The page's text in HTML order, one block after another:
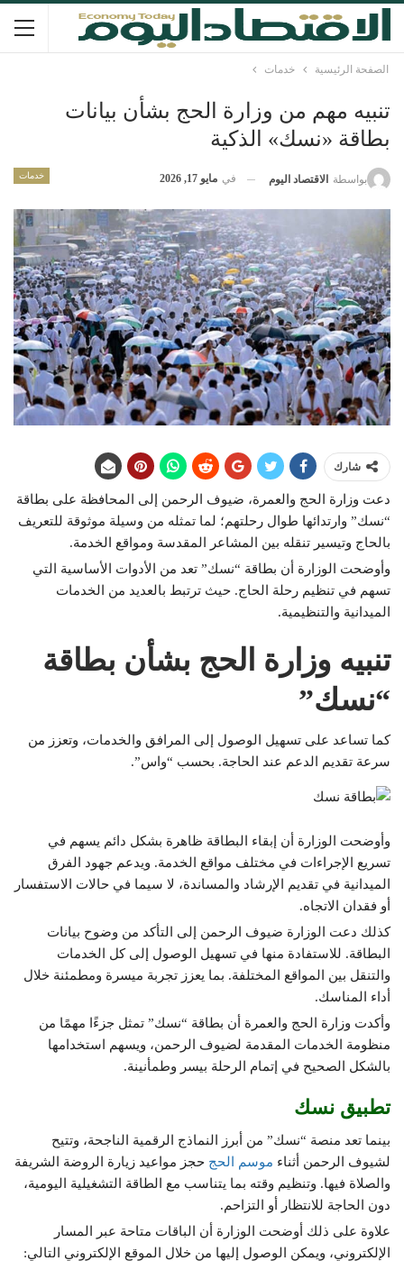
الصفحة الرئيسية خدمات
تنبيه مهم من وزارة الحج بشأن بيانات
بطاقة «نسك» الذكية
خدمات بواسطة الاقتصاد اليوم في مايو 17, 2026
شارك
دعت وزارة الحج والعمرة، ضيوف الرحمن إلى المحافظة على بطاقة
“نسك” وارتدائها طوال رحلتهم؛ لما تمثله من وسيلة موثوقة للتعريف
بالحاج وتيسير تنقله بين المشاعر المقدسة ومواقع الخدمة.
وأوضحت الوزارة أن بطاقة “نسك” تعد من الأدوات الأساسية التي
تسهم في تنظيم رحلة الحاج. حيث ترتبط بالعديد من الخدمات
الميدانية والتنظيمية.
تنبيه وزارة الحج بشأن بطاقة
“نسك”
كما تساعد على تسهيل الوصول إلى المرافق والخدمات، وتعزز من
سرعة تقديم الدعم عند الحاجة. بحسب “واس”.
وأوضحت الوزارة أن إبقاء البطاقة ظاهرة بشكل دائم يسهم في
تسريع الإجراءات في مختلف مواقع الخدمة. ويدعم جهود الفرق
الميدانية في تقديم الإرشاد والمساندة، لا سيما في حالات الاستفسار
أو فقدان الاتجاه.
كذلك دعت الوزارة ضيوف الرحمن إلى التأكد من وضوح بيانات
البطاقة. للاستفادة منها في تسهيل الوصول إلى كل الخدمات
والتنقل بين المواقع المختلفة. بما يعزز تجربة ميسرة ومطمئنة خلال
أداء المناسك.
وأكدت وزارة الحج والعمرة أن بطاقة “نسك” تمثل جزءًا مهمًا من
منظومة الخدمات المقدمة لضيوف الرحمن، ويسهم استخدامها
بالشكل الصحيح في إتمام الرحلة بيسر وطمأنينة.
تطبيق نسك
بينما تعد منصة “نسك” من أبرز النماذج الرقمية الناجحة، وتتيح
لشيوف الرحمن أثناء موسم الحج حجز مواعيد زيارة الروضة الشريفة
والصلاة فيها. وتنظيم وقته بما يتناسب مع الطاقة التشغيلية اليومية،
دون الحاجة للانتظار أو التزاحم.
علاوة على ذلك أوضحت الوزارة أن الباقات متاحة عبر المسار
الإلكتروني، ويمكن الوصول إليها من خلال الموقع الإلكتروني التالي: